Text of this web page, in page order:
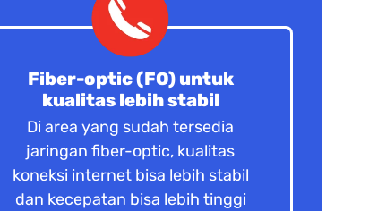
Fiber-optic (FO) untuk
kualitas lebih stabil
Di area yang sudah tersedia
jaringan fiber-optic, kualitas
koneksi internet bisa lebih stabil
dan kecepatan bisa lebih tinggi